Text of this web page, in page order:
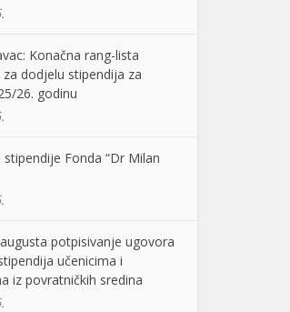
Konačna rang-lista
dodjelu stipendija za
26. godinu
stipendije Fonda “Dr Milan
potpisivanje ugovora
učenicima i
iz povratničkih sredina